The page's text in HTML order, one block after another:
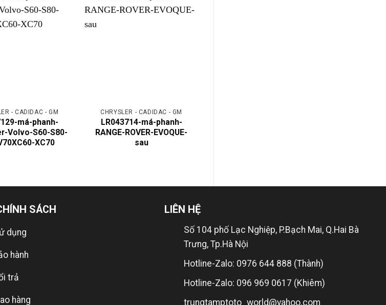
- CADIDAC - GM
má-phanh-
Volvo-S60-S80-
XC70
CHRYSLER - CADIDAC - GM
LR043714-má-phanh-
RANGE-ROVER-EVOQUE-
sau
SÁCH
dụng
hành
trả
hàng
LIÊN HỆ
Số 104 phố Lạc Nghiệp, P.Bạch Mai, Q.Hai Bà
Trưng, Tp.Hà Nội
Hotline-Zalo: 0976 644 888 (Thành)
Hotline-Zalo: 096 969 0617 (Khiêm)
trungtamptoto_world@yahoo.com